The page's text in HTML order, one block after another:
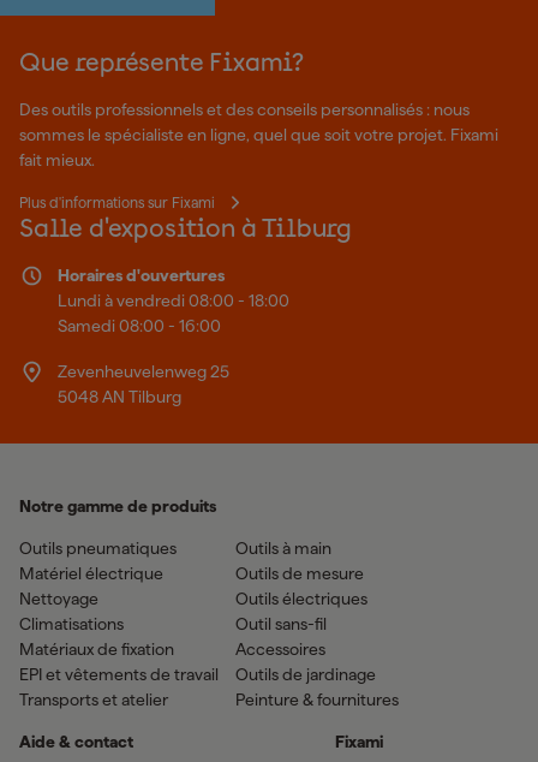
Que représente Fixami?
Des outils professionnels et des conseils personnalisés : nous
sommes le spécialiste en ligne, quel que soit votre projet. Fixami
fait mieux.
Plus d'informations sur Fixami
Salle d'exposition à Tilburg
Horaires d'ouvertures
Lundi à vendredi 08:00 - 18:00
Samedi 08:00 - 16:00
Zevenheuvelenweg 25
5048 AN Tilburg
Notre gamme de produits
Outils pneumatiques
Matériel électrique
Nettoyage
Climatisations
Matériaux de fixation
EPI et vêtements de travail
Transports et atelier
Outils à main
Outils de mesure
Outils électriques
Outil sans-fil
Accessoires
Outils de jardinage
Peinture & fournitures
Aide & contact Fixami